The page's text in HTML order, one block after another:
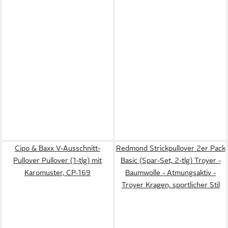
Cipo & Baxx V-Ausschnitt-
Pullover Pullover (1-tlg) mit
Karomuster, CP-169
Redmond Strickpullover 2er Pack
Basic (Spar-Set, 2-tlg) Troyer -
Baumwolle - Atmungsaktiv -
Troyer Kragen, sportlicher Stil